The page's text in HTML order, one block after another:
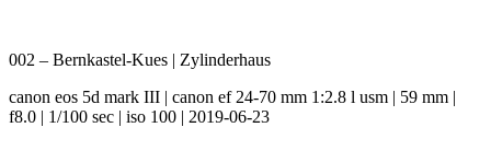
002 – Bernkastel-Kues | Zylinderhaus
canon eos 5d mark III | canon ef 24-70 mm 1:2.8 l usm | 59 mm |
f8.0 | 1/100 sec | iso 100 | 2019-06-23